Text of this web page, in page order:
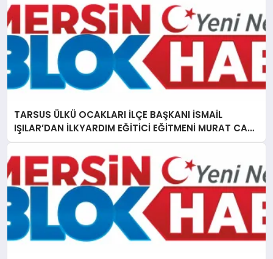
TARSUS ÜLKÜ OCAKLARI İLÇE BAŞKANI İSMAİL
IŞILAR’DAN İLKYARDIM EĞİTİCİ EĞİTMENİ MURAT CAN
FİDAN’A ZİYARET